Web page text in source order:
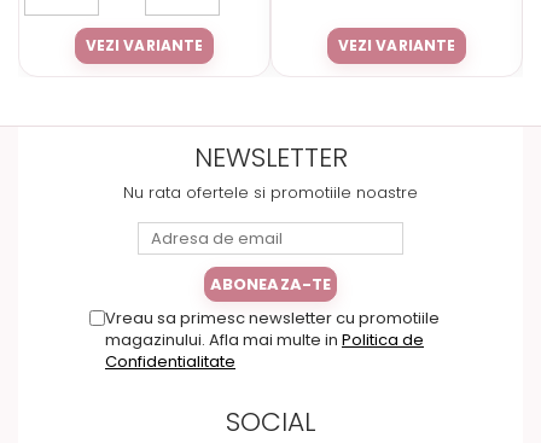
VEZI VARIANTE VEZI VARIANTE
NEWSLETTER
Nu rata ofertele si promotiile noastre
Vreau sa primesc newsletter cu promotiile
magazinului. Afla mai multe in Politica de
Confidentialitate
SOCIAL